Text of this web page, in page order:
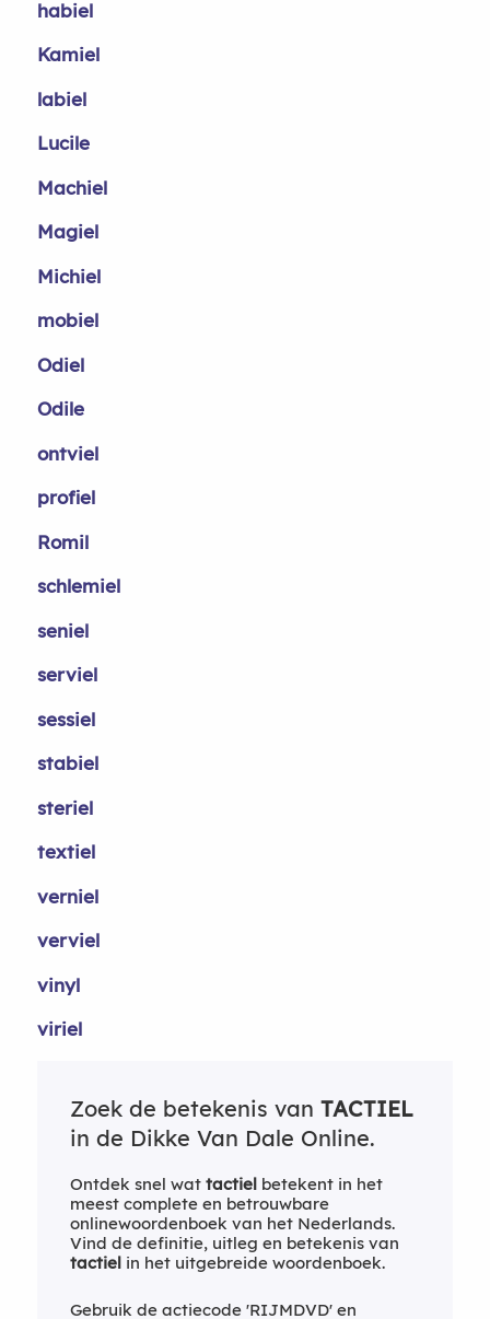
habiel
Kamiel
labiel
Lucile
Machiel
Magiel
Michiel
mobiel
Odiel
Odile
ontviel
profiel
Romil
schlemiel
seniel
serviel
sessiel
stabiel
steriel
textiel
verniel
verviel
vinyl
viriel
Zoek de betekenis van TACTIEL
in de Dikke Van Dale Online.
Ontdek snel wat tactielbetekent in het
meest complete en betrouwbare
onlinewoordenboek van het Nederlands.
Vind de definitie, uitleg en betekenis van
tactielin het uitgebreide woordenboek.
Gebruik de actiecode 'RIJMDVD' en